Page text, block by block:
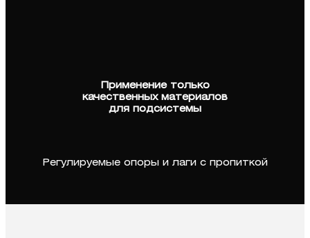
Применение только
качественных материалов
для подсистемы
Регулируемые опоры и лаги с пропиткой